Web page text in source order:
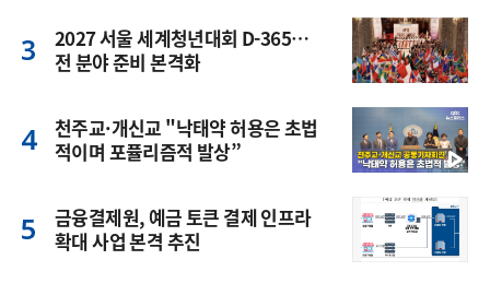
2027 서울 세계청년대회 D-365…
전 분야 준비 본격화
천주교·개신교 "낙태약 허용은 초법
적이며 포퓰리즘적 발상”
금융결제원, 예금 토큰 결제 인프라
확대 사업 본격 추진